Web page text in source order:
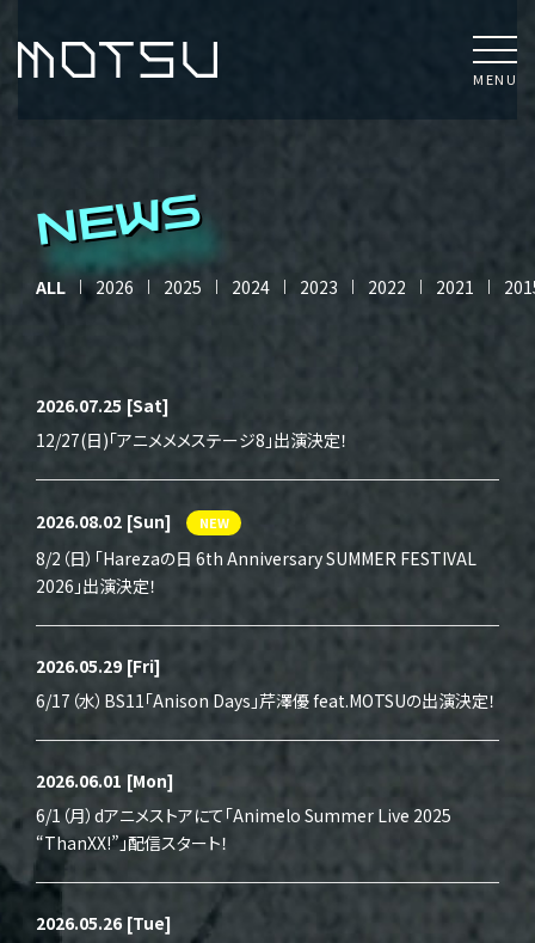
MENU
NEWS
ALL 2026 2025 2024 2023 2022 2021
2026.07.25 [Sat]
12/27(日)「アニメメメステージ8」出演決定！
2026.08.02 [Sun] NEW
8/2（日）「Harezaの日 6th Anniversary SUMMER FESTIVAL
2026」出演決定！
2026.05.29 [Fri]
6/17（水）BS11「Anison Days」芹澤優 feat.MOTSUの出演決定！
2026.06.01 [Mon]
6/1（月）dアニメストアにて「Animelo Summer Live 2025
“ThanXX!”」配信スタート！
2026.05.26 [Tue]